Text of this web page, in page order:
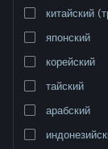
Изменить язык
Полная версия
китайский
японский
корейский
тайский
арабский
Результатов по
вашим настройкам.